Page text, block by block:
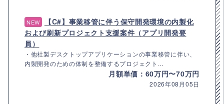
NEW
【C#】事業移管に伴う保守開発環境の内製化
および刷新プロジェクト支援案件（アプリ開発要
員）
・他社製デスクトップアプリケーションの事業移管に伴い、
内製開発のための体制を整備するプロジェクト...
月額単価：60万円〜70万円
2026年08月05日